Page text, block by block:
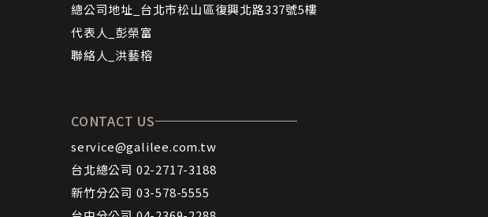
總公司地址_台北市松山區復興北路337號5樓
代表人_彭榮富
聯絡人_洪藝榕
CONTACT US
service@galilee.com.tw
台北總公司 02-2717-3188
新竹分公司 03-578-5555